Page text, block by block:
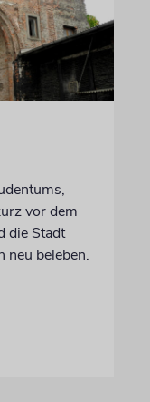
vor dem
die Stadt
neu beleben.